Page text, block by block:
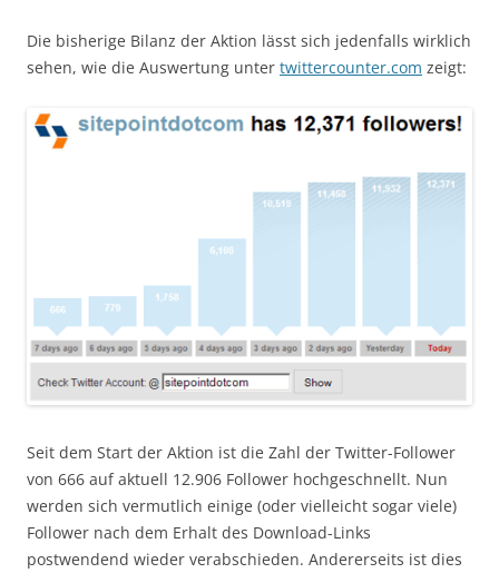
Die bisherige Bilanz der Aktion lässt sich jedenfalls wirklich
sehen, wie die Auswertung unter twittercounter.com zeigt:
Seit dem Start der Aktion ist die Zahl der Twitter-Follower
von 666 auf aktuell 12.906 Follower hochgeschnellt. Nun
werden sich vermutlich einige (oder vielleicht sogar viele)
Follower nach dem Erhalt des Download-Links
postwendend wieder verabschieden. Andererseits ist dies